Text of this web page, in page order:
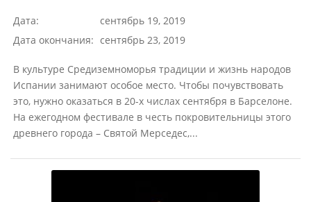
Дата:
сентябрь 19, 2019
Дата окончания: сентябрь 23, 2019
В культуре Средиземноморья традиции и жизнь народов
Испании занимают особое место. Чтобы почувствовать
это, нужно оказаться в 20-х числах сентября в Барселоне.
На ежегодном фестивале в честь покровительницы этого
древнего города – Святой Мерседес,...